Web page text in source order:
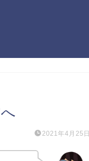
2021年4月25日